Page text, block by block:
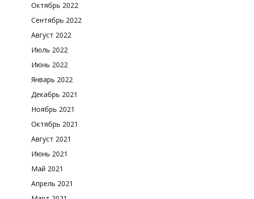
Октябрь 2022
Сентябрь 2022
Август 2022
Июль 2022
Июнь 2022
Январь 2022
Декабрь 2021
Ноябрь 2021
Октябрь 2021
Август 2021
Июнь 2021
Май 2021
Апрель 2021